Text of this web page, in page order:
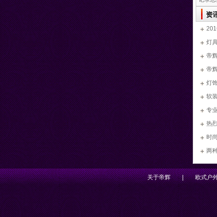
资
外精
灯
帝
帝
2016
灯
软
专
热
时
两
关于帝辉 | 欧式户